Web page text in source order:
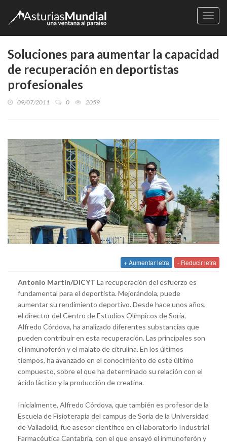
Soluciones para aumentar la capacidad
de recuperación en deportistas
profesionales
09/07/2011 0 2059
+ Aumentar letra - Reducir letra
Antonio Martín/DICYT La recuperación del esfuerzo es
fundamental para el deportista. Mejorándola, puede
aumentar su rendimiento deportivo. Desde hace unos años,
el director del Centro de Estudios Olímpicos de Soria,
Alfredo Córdova, ha analizado diferentes substancias que
pueden contribuir en esta recuperación. Las principales son
el inmunoferón y el malato de citrulina. En los últimos
tiempos, ha avanzado en el conocimiento de este último
compuesto, sobre el que ha determinado su relación con el
ácido láctico y la producción de creatina.
Inicialmente, Alfredo Córdova, que también es profesor de la
Escuela de Fisioterapia del campus de Soria de la Universidad
de Valladolid, fue asesor científico en el laboratorio Industrial
Farmacéutica Cantabria, con el que ensayó el inmunoferón y